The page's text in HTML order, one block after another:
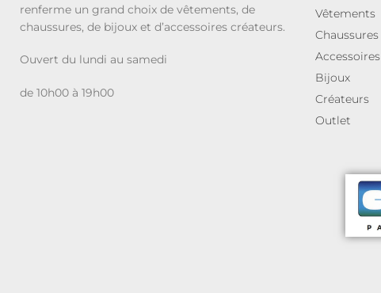
renferme un grand choix de vêtements, de
chaussures, de bijoux et d’accessoires créateurs.
Ouvert du lundi au samedi
de 10h00 à 19h00
Vêtements
Chaussures
Accessoires
Bijoux
Créateurs
Outlet